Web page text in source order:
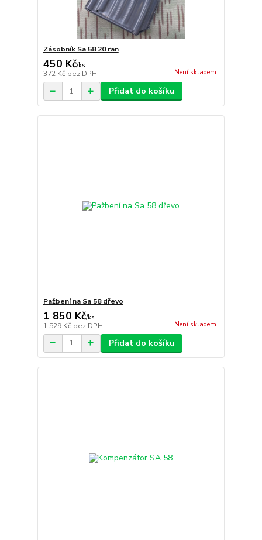
Zásobník Sa 58 20 ran
450 Kč/ks
372 Kč bez DPH Není skladem
Přidat do košíku
Pažbení na Sa 58 dřevo
1 850 Kč/ks
1 529 Kč bez DPH Není skladem
Přidat do košíku